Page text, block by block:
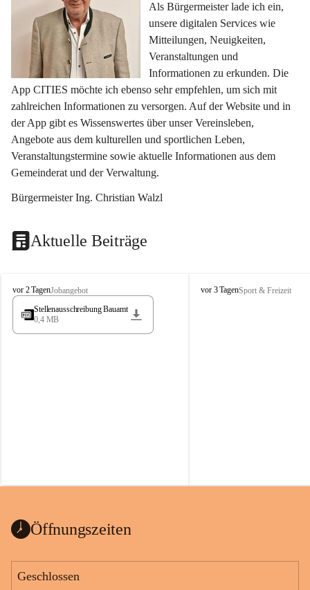
Als Bürgermeister lade ich ein,
unsere digitalen Services wie
Mitteilungen, Neuigkeiten,
Veranstaltungen und
Informationen zu erkunden. Die
App CITIES möchte ich ebenso sehr empfehlen, um sich mit
zahlreichen Informationen zu versorgen. Auf der Website und in
der App gibt es Wissenswertes über unser Vereinsleben,
Angebote aus dem kulturellen und sportlichen Leben,
Veranstaltungstermine sowie aktuelle Informationen aus dem
Gemeinderat und der Verwaltung.
Bürgermeister Ing. Christian Walzl
Aktuelle Beiträge
S
t
s
vor 2 TagenJobangebot
Stellenausschreibung Bauamt
0,4 MB
S
vor 3 TagenSport & Freizeit
Öffnungszeiten
Geschlossen